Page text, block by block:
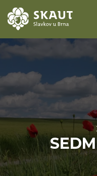
AKCE
O STŘEDISKU
KONTAKTY